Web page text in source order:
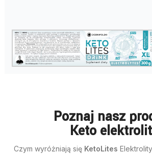
Poznaj nasz
Keto
Czym wyróżniają się KetoLites